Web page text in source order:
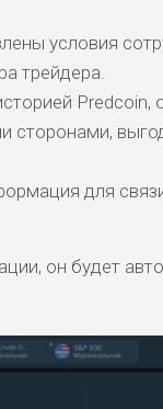
условия
трейдера.
Predcoin,
сторонами,
для
он будет